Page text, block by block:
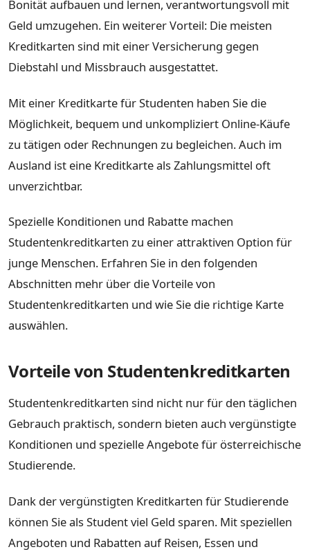
Bonität aufbauen und lernen, verantwortungsvoll mit
Geld umzugehen. Ein weiterer Vorteil: Die meisten
Kreditkarten sind mit einer Versicherung gegen
Diebstahl und Missbrauch ausgestattet.
Mit einer Kreditkarte für Studenten haben Sie die
Möglichkeit, bequem und unkompliziert Online-Käufe
zu tätigen oder Rechnungen zu begleichen. Auch im
Ausland ist eine Kreditkarte als Zahlungsmittel oft
unverzichtbar.
Spezielle Konditionen und Rabatte machen
Studentenkreditkarten zu einer attraktiven Option für
junge Menschen. Erfahren Sie in den folgenden
Abschnitten mehr über die Vorteile von
Studentenkreditkarten und wie Sie die richtige Karte
auswählen.
Vorteile von Studentenkreditkarten
Studentenkreditkarten sind nicht nur für den täglichen
Gebrauch praktisch, sondern bieten auch vergünstigte
Konditionen und spezielle Angebote für österreichische
Studierende.
Dank der vergünstigten Kreditkarten für Studierende
können Sie als Student viel Geld sparen. Mit speziellen
Angeboten und Rabatten auf Reisen, Essen und